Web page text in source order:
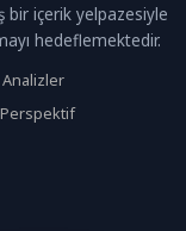
içerik yelpazesiyle
hedeflemektedir.